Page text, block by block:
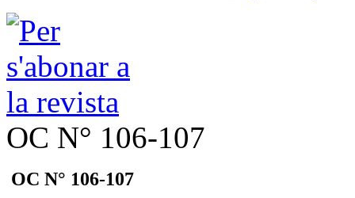
OC N° 106-107
OC N° 106-107